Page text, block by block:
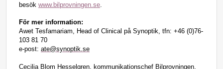
besök www.bilprovningen.se
För mer information:
Awet Tesfamariam,
Head of Clinical på Synoptik, tfn: +46 (0)76-
103 81 70
e-post: ate@synoptik.se
Cecilia Blom Hesselgren, kommunikationschef Bilprovningen,